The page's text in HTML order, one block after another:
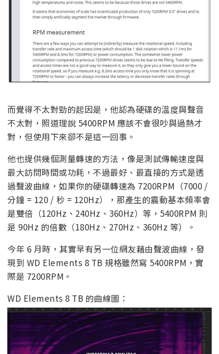
而覺得不太對勁的起因是，他認為硬碟的溫度與聲音
不太對，照道理說 5400RPM 應該不會很吵與過熱才
對，但使用下來卻不是這一回事。
他也提供幾個測量轉速的方法，像是測試傳輸速度與
最大訪問時間或功耗，不過最好、最直接的方式是透
過聲波曲線，如果你的硬碟轉速為 7200RPM（7000 /
分鐘 = 120 / 秒 = 120Hz），那產生的震動基本頻率會
是雙倍（120Hz、240Hz、360Hz）等，5400RPM 則
是 90Hz 的倍數（180Hz、270Hz、360Hz 等）。
今年 6 月時，其實早有另一位網友藉由聲波曲線，發
現到 WD Elements 8 TB 規格雖然寫 5400RPM，實
際是 7200RPM。
WD Elements 8 TB 的曲線圖：